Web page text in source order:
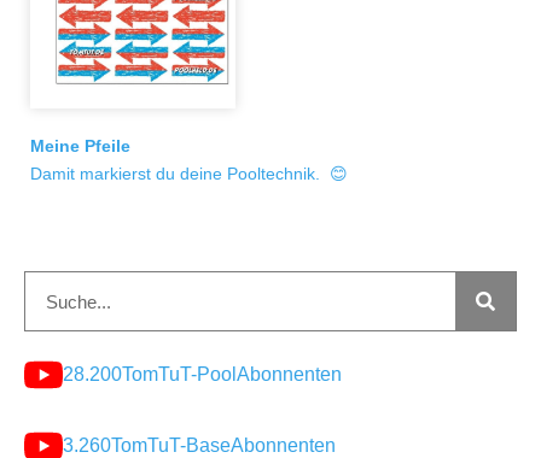
Meine Pfeile
Damit markierst du deine Pooltechnik. 😊
28.200TomTuT-Pool Abonnenten
3.260TomTuT-BaseAbonnenten